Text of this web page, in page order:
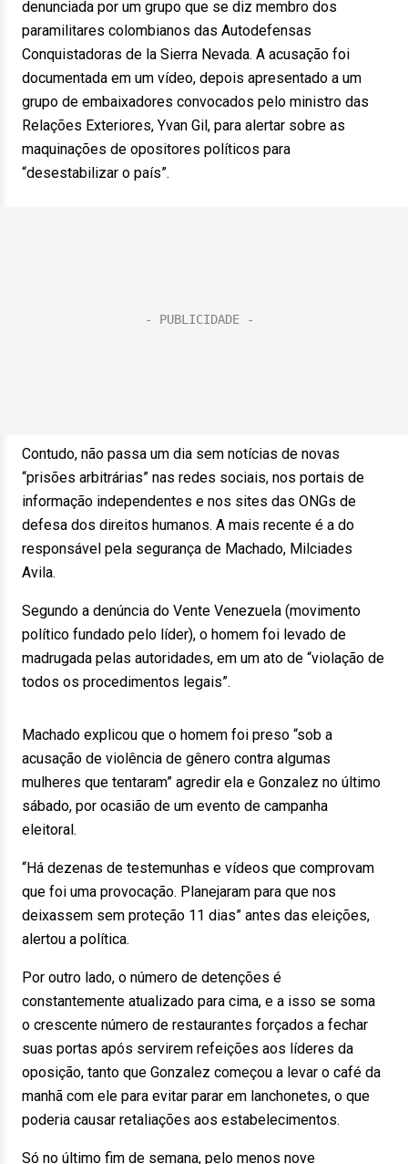
denunciada por um grupo que se diz membro dos
paramilitares colombianos das Autodefensas
Conquistadoras de la Sierra Nevada. A acusação foi
documentada em um vídeo, depois apresentado a um
grupo de embaixadores convocados pelo ministro das
Relações Exteriores, Yvan Gil, para alertar sobre as
maquinações de opositores políticos para
“desestabilizar o país”.
Contudo, não passa um dia sem notícias de novas
“prisões arbitrárias” nas redes sociais, nos portais de
informação independentes e nos sites das ONGs de
defesa dos direitos humanos. A mais recente é a do
responsável pela segurança de Machado, Milciades
Avila.
Segundo a denúncia do Vente Venezuela (movimento
político fundado pelo líder), o homem foi levado de
madrugada pelas autoridades, em um ato de “violação de
todos os procedimentos legais”.
Machado explicou que o homem foi preso “sob a
acusação de violência de gênero contra algumas
mulheres que tentaram” agredir ela e Gonzalez no último
sábado, por ocasião de um evento de campanha
eleitoral.
“Há dezenas de testemunhas e vídeos que comprovam
que foi uma provocação. Planejaram para que nos
deixassem sem proteção 11 dias” antes das eleições,
alertou a política.
Por outro lado, o número de detenções é
constantemente atualizado para cima, e a isso se soma
o crescente número de restaurantes forçados a fechar
suas portas após servirem refeições aos líderes da
oposição, tanto que Gonzalez começou a levar o café da
manhã com ele para evitar parar em lanchonetes, o que
poderia causar retaliações aos estabelecimentos.
Só no último fim de semana, pelo menos nove